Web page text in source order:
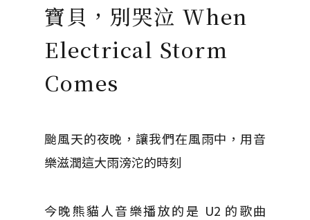
寶貝，別哭泣 When
Electrical Storm
Comes
颱風天的夜晚，讓我們在風雨中，用音
樂滋潤這大雨滂沱的時刻
今晚熊貓人音樂播放的是 U2 的歌曲